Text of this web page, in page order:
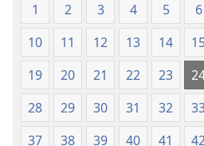
1 2 3 4 5 6
10
11 12 13 14
19
20 21 22 23
28
29 30 31 32
37
38 39 40 41